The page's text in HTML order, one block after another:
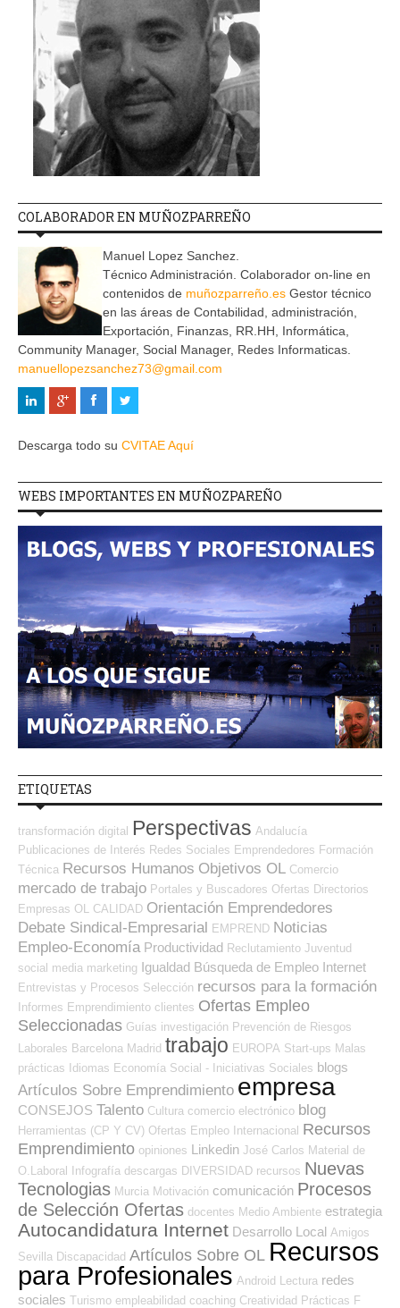
COLABORADOR EN MUÑOZPARREÑO
Manuel Lopez Sanchez.
Técnico Administración. Colaborador on-line en
contenidos de muñozparreño.es Gestor técnico
en las áreas de Contabilidad, administración,
Exportación, Finanzas, RR.HH, Informática,
Community Manager, Social Manager, Redes Informaticas.
manuellopezsanchez73@gmail.com
Descarga todo su CVITAE Aquí
WEBS IMPORTANTES EN MUÑOZPAREÑO
ETIQUETAS
transformación digital Perspectivas Andalucía
Publicaciones de Interés Redes Sociales Emprendedores Formación
Técnica Recursos Humanos Objetivos OL Comercio
mercado de trabajo Portales y Buscadores Ofertas Directorios
Empresas OL
CALIDAD Orientación Emprendedores
Debate Sindical-Empresarial EMPREND Noticias
Empleo-Economía Productividad Reclutamiento Juventud
social media marketing Igualdad Búsqueda de Empleo Internet
Entrevistas y Procesos Selección recursos para la formación
Informes Emprendimiento clientes Ofertas Empleo
Seleccionadas Guías investigación Prevención de Riesgos
Laborales Barcelona Madrid trabajo EUROPA Start-ups Malas
prácticas Idiomas Economía Social - Iniciativas Sociales blogs
Artículos Sobre Emprendimiento empresa
CONSEJOS Talento Cultura comercio electrónico blog
Herramientas (CP Y CV) Ofertas Empleo Internacional Recursos
Emprendimiento opiniones Linkedin José Carlos Material de
O.Laboral Infografía descargas DIVERSIDAD recursos Nuevas
Tecnologias Murcia Motivación comunicación Procesos
de Selección Ofertas docentes Medio Ambiente estrategia
Autocandidatura Internet Desarrollo Local Amigos
Sevilla Discapacidad Artículos Sobre OL Recursos
para Profesionales Android Lectura redes
sociales Turismo empleabilidad coaching Creatividad Prácticas F